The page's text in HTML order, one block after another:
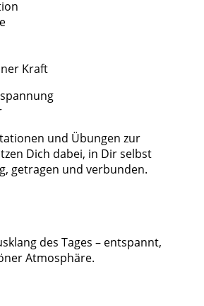
Kraft
und Übungen zur
Dich dabei, in Dir selbst
getragen und verbunden.
des Tages – entspannt,
Atmosphäre.